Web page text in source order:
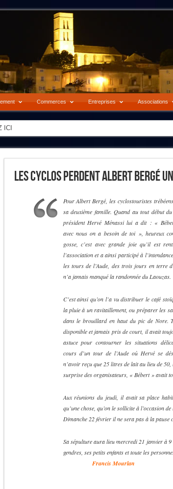
Commerces Entreprises Associations
ICI
Les Cyclos Perdent Albert Bergé
Pour Albert Bergé, les cyclostouristes
sa deuxième famille. Quand au tout début
président Hervé Ménassi lui a dit : «
avec nous on a besoin de toi », heureux
gosse, c’est avec grande joie qu’il est
l’association et a ainsi participé à
les tours de l’Aude, des trois jours en terre
n’a jamais manqué la randonnée du Laouzas.
C’est ainsi qu’on l’a vu distribuer le café
la pluie à un ravitaillement, ou préparer les
dans le brouillard en haut du pic de Nore.
disponible et jamais pris de court, il avait
astuce pour contourner les situations
cours d’un tour de l’Aude où Hervé se
n’avoir reçu que 25 litres de lait au lieu de
surprise des organisateurs, « Bébert » avait
Aux réunions du jeudi, il avait sa place
qu’une chose, qu’on le sollicite à l’occasion
Dimanche 22 février il ne sera pas à la pause
Sa sépulture aura lieu mercredi 21 janvier à 9
gendres, ses petits enfants et toute les
Francis Mourlan